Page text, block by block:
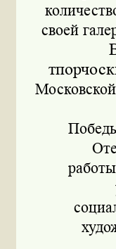
своей